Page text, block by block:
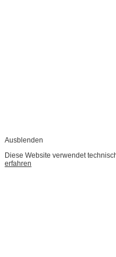
Ausblenden
Diese Website verwendet
erfahren